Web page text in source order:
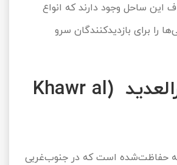
این ساحل وجود دارند که انواع
را برای بازدیدکنندگان سرو
ساحل خورالعدید (Khawr al
حفاظت‌شده است که در جنوب‌غربی